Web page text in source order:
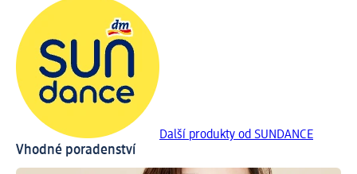
Další produkty od SUNDANCE
Vhodné poradenství